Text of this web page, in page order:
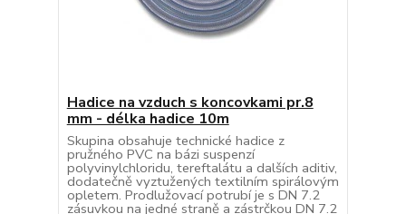
Hadice na vzduch s koncovkami pr.8
mm - délka hadice 10m
Skupina obsahuje technické hadice z
pružného PVC na bázi suspenzí
polyvinylchloridu, tereftalátu a dalších aditiv,
dodatečně vyztužených textilním spirálovým
opletem. Prodlužovací potrubí je s DN 7.2
zásuvkou na jedné straně a zástrčkou DN 7.2